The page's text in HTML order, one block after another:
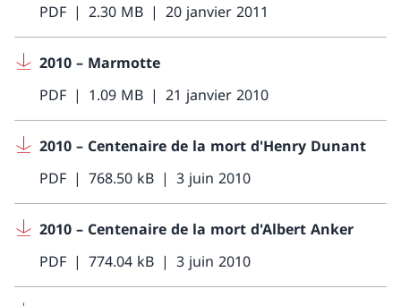
PDF
2.30 MB 20 janvier 2011
2010 – Marmotte
PDF
1.09 MB 21 janvier 2010
2010 – Centenaire de la mort d'Henry Dunant
PDF
768.50 kB 3 juin 2010
2010 – Centenaire de la mort d'Albert Anker
PDF
774.04 kB 3 juin 2010